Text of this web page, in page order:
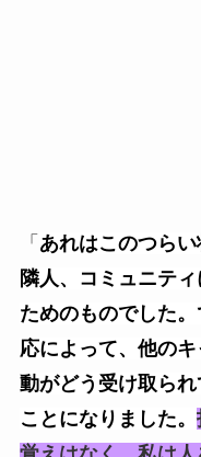
「 あれはこのつら
隣人、コミュニテ
ためのものでした
応によって、他の
動がどう受け取ら
ことになりました。